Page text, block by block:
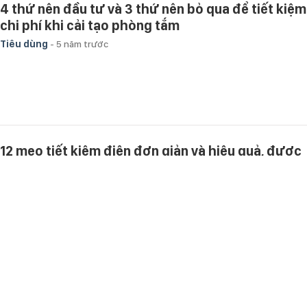
4 thứ nên đầu tư và 3 thứ nên bỏ qua để tiết kiệm
chi phí khi cải tạo phòng tắm
Tiêu dùng - 5 năm trước
12 mẹo tiết kiệm điện đơn giản và hiệu quả, được